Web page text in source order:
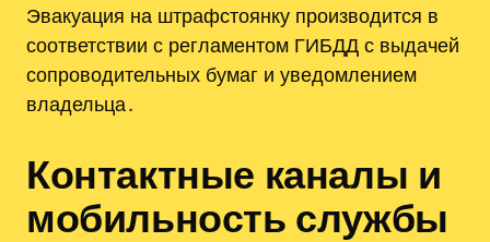
Эвакуация на штрафстоянку производится в
соответствии с регламентом ГИБДД с выдачей
сопроводительных бумаг и уведомлением
владельца․
Контактные каналы и
мобильность службы